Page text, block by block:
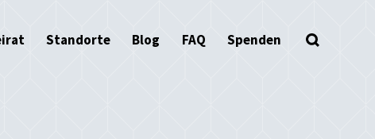
Standorte Blog FAQ Spenden